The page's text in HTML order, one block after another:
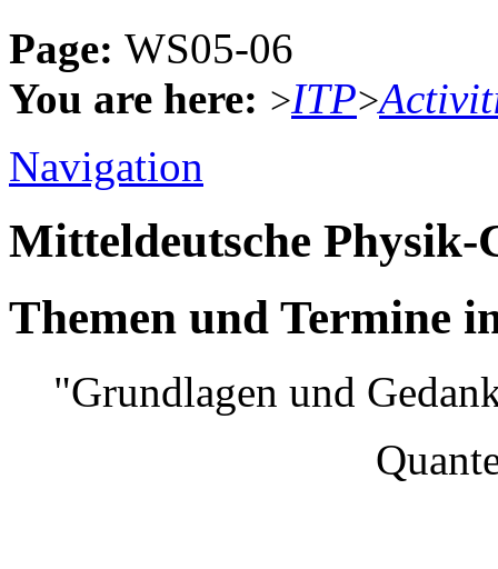
Page: WS05-06
You are here: >ITP>
Navigation
Mitteldeutsche Physik-
Themen und Termine
"Grundlagen und